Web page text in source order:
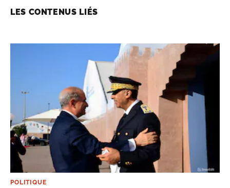
LES CONTENUS LIÉS
POLITIQUE